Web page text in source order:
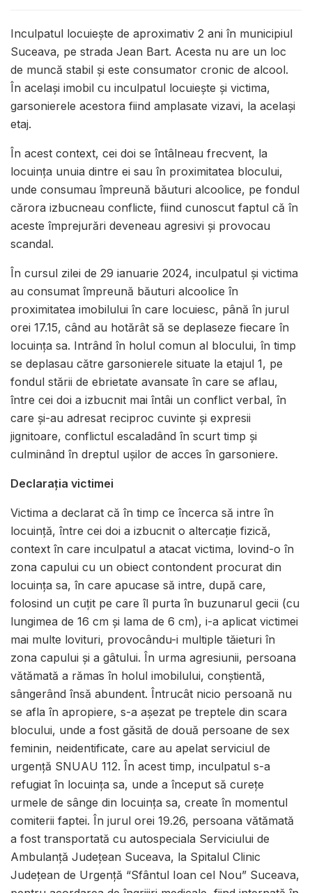
Inculpatul locuieşte de aproximativ 2 ani în municipiul
Suceava, pe strada Jean Bart. Acesta nu are un loc
de muncă stabil și este consumator cronic de alcool.
În același imobil cu inculpatul locuiește și victima,
garsonierele acestora fiind amplasate vizavi, la același
etaj.
În acest context, cei doi se întâlneau frecvent, la
locuința unuia dintre ei sau în proximitatea blocului,
unde consumau împreună băuturi alcoolice, pe fondul
cărora izbucneau conflicte, fiind cunoscut faptul că în
aceste împrejurări deveneau agresivi și provocau
scandal.
În cursul zilei de 29 ianuarie 2024, inculpatul și victima
au consumat împreună băuturi alcoolice în
proximitatea imobilului în care locuiesc, până în jurul
orei 17.15, când au hotărât să se deplaseze fiecare în
locuința sa. Intrând în holul comun al blocului, în timp
se deplasau către garsonierele situate la etajul 1, pe
fondul stării de ebrietate avansate în care se aflau,
între cei doi a izbucnit mai întâi un conflict verbal, în
care și-au adresat reciproc cuvinte și expresii
jignitoare, conflictul escaladând în scurt timp și
culminând în dreptul ușilor de acces în garsoniere.
Declarația victimei
Victima a declarat că în timp ce încerca să intre în
locuință, între cei doi a izbucnit o altercație fizică,
context în care inculpatul a atacat victima, lovind-o în
zona capului cu un obiect contondent procurat din
locuința sa, în care apucase să intre, după care,
folosind un cuțit pe care îl purta în buzunarul gecii (cu
lungimea de 16 cm și lama de 6 cm), i-a aplicat victimei
mai multe lovituri, provocându-i multiple tăieturi în
zona capului și a gâtului. În urma agresiunii, persoana
vătămată a rămas în holul imobilului, conștientă,
sângerând însă abundent. Întrucât nicio persoană nu
se afla în apropiere, s-a așezat pe treptele din scara
blocului, unde a fost găsită de două persoane de sex
feminin, neidentificate, care au apelat serviciul de
urgență SNUAU 112. În acest timp, inculpatul s-a
refugiat în locuința sa, unde a început să curețe
urmele de sânge din locuința sa, create în momentul
comiterii faptei. În jurul orei 19.26, persoana vătămată
a fost transportată cu autospeciala Serviciului de
Ambulanță Județean Suceava, la Spitalul Clinic
Județean de Urgență “Sfântul Ioan cel Nou” Suceava,